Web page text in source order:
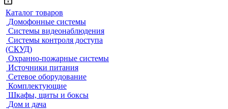
Каталог товаров
Домофонные системы
Системы видеонаблюдения
Системы контроля доступа
(СКУД)
Охранно-пожарные системы
Источники питания
Сетевое оборудование
Комплектующие
Шкафы, щиты и боксы
Дом и дача